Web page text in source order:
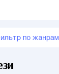
по жанрам